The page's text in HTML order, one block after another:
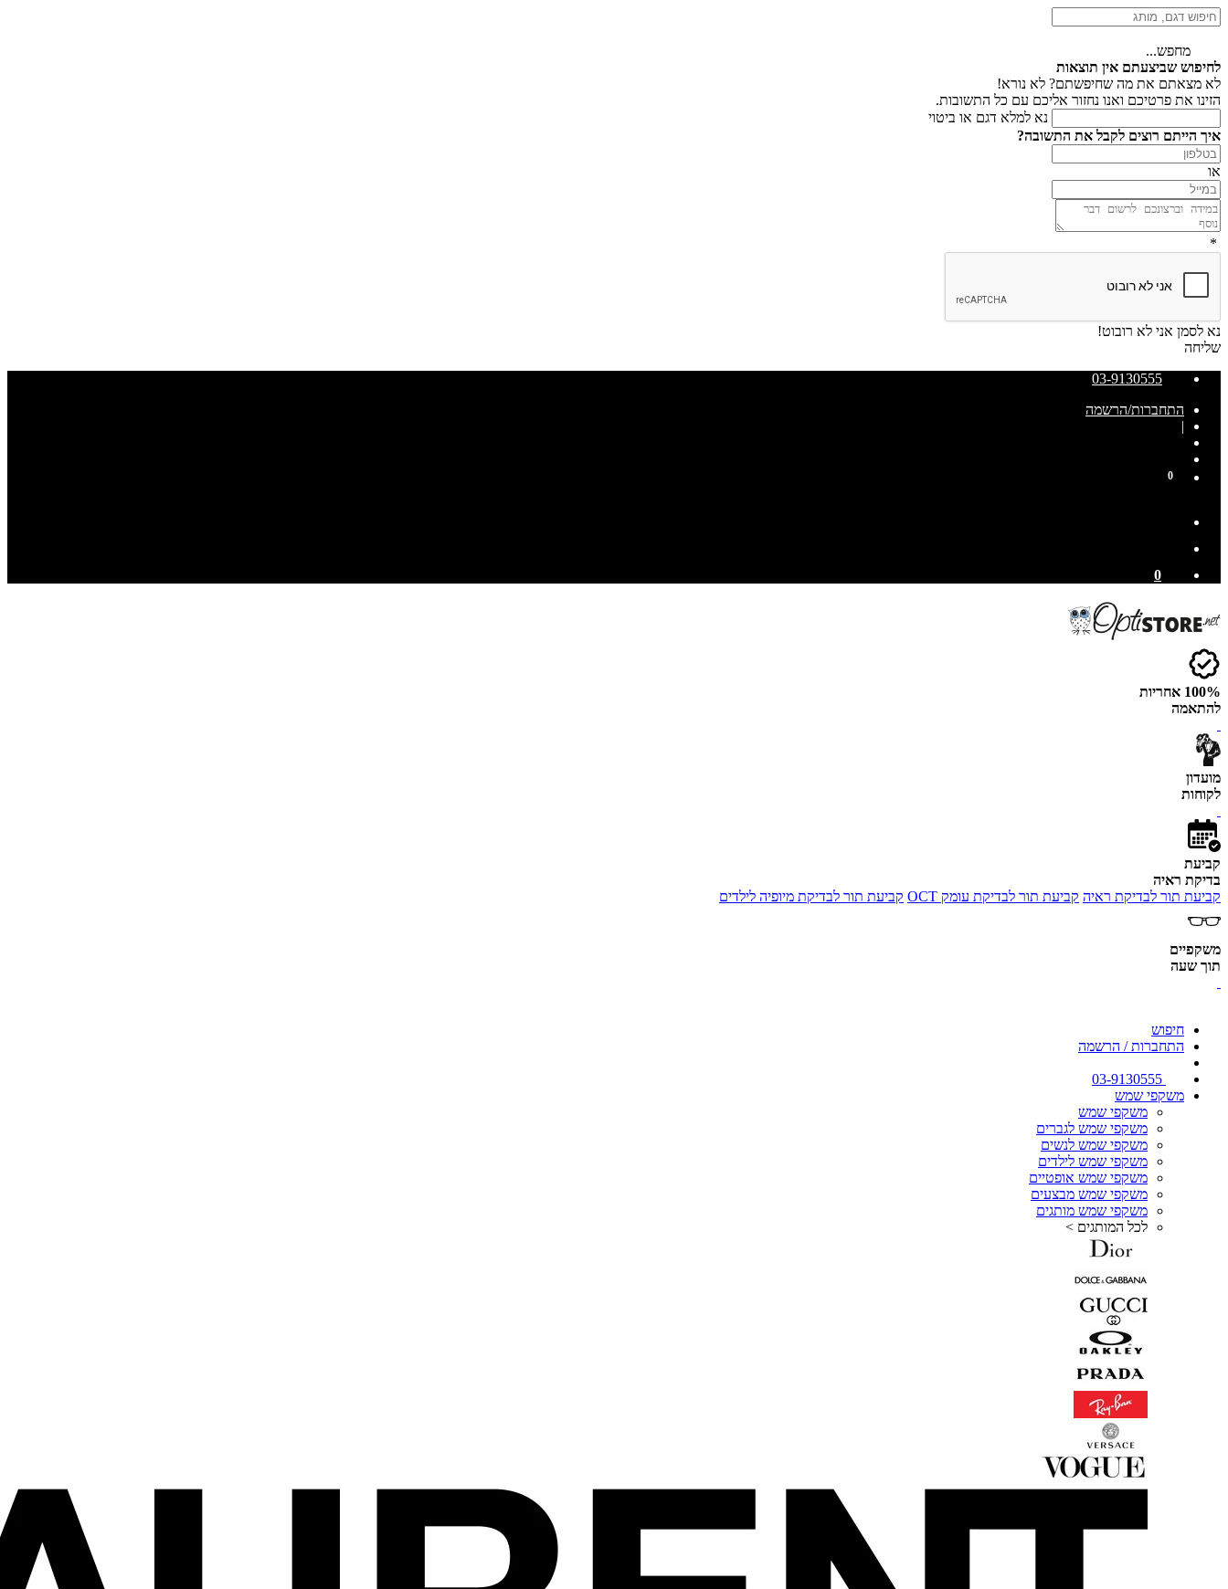
מחפש...
לחיפוש שביצעתם אין תוצאות
לא מצאתם את מה שחיפשתם? לא נורא!
הזינו את פרטיכם ואנו נחזור אליכם עם כל התשובות.
נא למלא דגם או ביטוי
איך הייתם רוצים לקבל את התשובה?
או
*
נא לסמן אני לא רובוט!
שליחה
03-9130555
התחברות/הרשמה
|
0
0
100% אחריות
להתאמה
מועדון
לקוחות
קביעת
בדיקת ראיה
קביעת תור לבדיקת ראיה קביעת תור לבדיקת עומק OCT קביעת תור לבדיקת מיופיה לילדים
משקפיים
תוך שעה
חיפוש
התחברות / הרשמה
משקפי שמש
משקפי שמש
משקפי שמש לגברים
משקפי שמש לנשים
משקפי שמש לילדים
משקפי שמש אופטיים
משקפי שמש מבצעים
משקפי שמש מותגים
לכל המותגים >